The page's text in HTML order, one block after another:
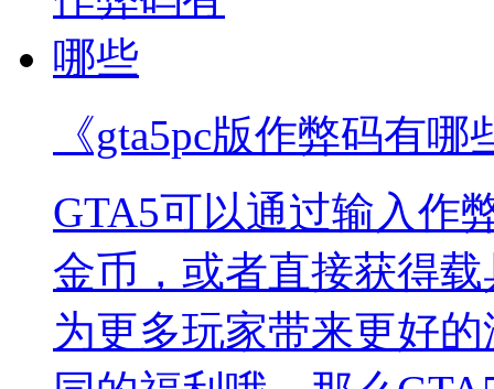
《gta5pc版作弊码有哪
GTA5可以通过输入作
金币，或者直接获得
为更多玩家带来更好